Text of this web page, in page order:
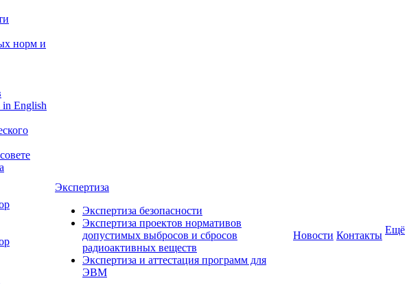
норм и
English
Экспертиза
Экспертиза безопасности
Экспертиза проектов нормативов
допустимых выбросов и сбросов
радиоактивных веществ
Экспертиза и аттестация программ для
ЭВМ
Новости Контакты Ещё